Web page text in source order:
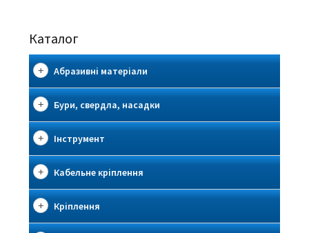
Каталог
Абразивні матеріали
Бури, свердла, насадки
Інструмент
Кабельне кріплення
Кріплення